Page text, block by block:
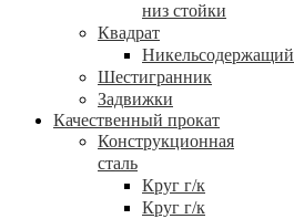
низ стойки
Квадрат
Никельсодержащий
Шестигранник
Задвижки
Качественный прокат
Конструкционная
сталь
Круг г/к
Круг г/к